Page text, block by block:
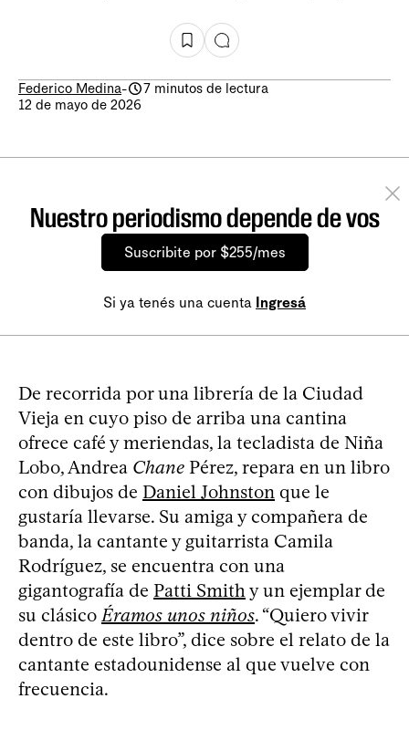
Federico Medina-
7 minutos de lectura
12 de mayo de 2026
Nuestro periodismo depende de vos
Suscribite por $255/mes
Si ya tenés una cuenta Ingresá
De recorrida por una librería de la Ciudad
Vieja en cuyo piso de arriba una cantina
ofrece café y meriendas, la tecladista de Niña
Lobo, Andrea Chane Pérez, repara en un libro
con dibujos de Daniel Johnston que le
gustaría llevarse. Su amiga y compañera de
banda, la cantante y guitarrista Camila
Rodríguez, se encuentra con una
gigantografía de Patti Smith y un ejemplar de
su clásico Éramos unos niños. “Quiero vivir
dentro de este libro”, dice sobre el relato de la
cantante estadounidense al que vuelve con
frecuencia.